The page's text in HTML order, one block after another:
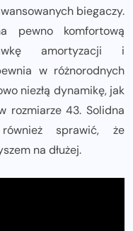
biegaczy.
pewno komfortową
amortyzacji i
w różnorodnych
niezłą dynamikę, jak
rozmiarze 43. Solidna
sprawić, że
na dłużej.